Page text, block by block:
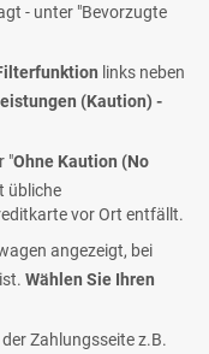
- unter "Bevorzugte
links neben
(Kaution) -
"Ohne Kaution (No
übliche
vor Ort entfällt.
angezeigt, bei
Wählen Sie Ihren
Zahlungsseite z.B.